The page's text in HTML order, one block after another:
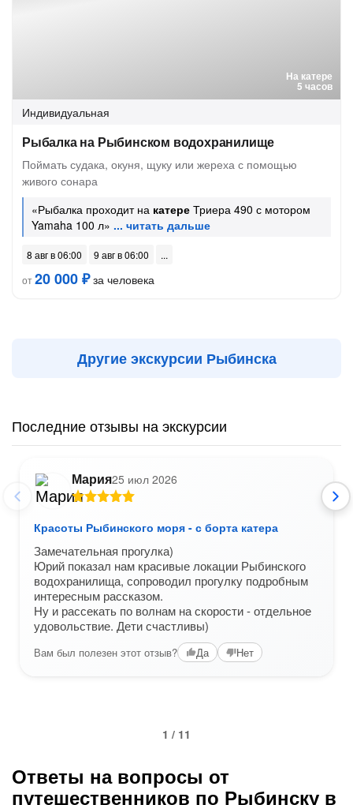
На катере
5 часов
Индивидуальная
Рыбалка на Рыбинском водохранилище
Поймать судака, окуня, щуку или жереха с помощью
живого сонара
«Рыбалка проходит на катере Триера 490 с мотором
Yamaha 100 л»
8 авг в 06:00
9 авг в 06:00
от20 000 ₽за человека
Другие экскурсии Рыбинска
Последние отзывы на экскурсии
Мария25 июл 2026
Красоты Рыбинского моря - с борта катера
Замечательная прогулка)
Юрий показал нам красивые локации Рыбинского
водохранилища, сопроводил прогулку подробным
интересным рассказом.
Ну и рассекать по волнам на скорости - отдельное
удовольствие. Дети счастливы)
Вам был полезен этот отзыв? Да Нет
1 / 11
Ответы на вопросы от
путешественников по Рыбинску в